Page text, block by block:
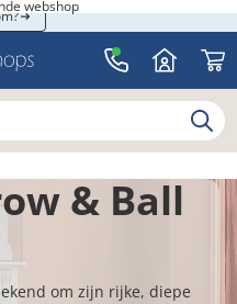
webshop
webshop
& Ball
om zijn rijke, diepe